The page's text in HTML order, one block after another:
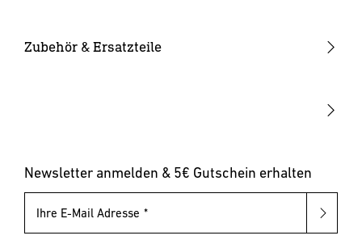
Solarleuchten
Pollerleuchten
Leuchtmittel
Bewegungsmelder innen
Zubehör & Ersatzteile
Newsletter anmelden & 5€ Gutschein erhalten
Ihre E-Mail Adresse